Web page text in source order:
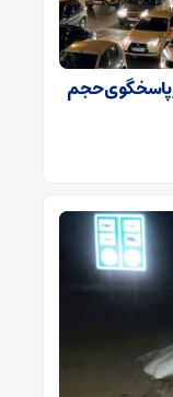
پاسخگوی حجم